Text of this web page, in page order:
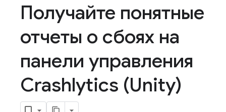
Получайте понятные
отчеты о сбоях на
панели управления
Crashlytics (Unity)